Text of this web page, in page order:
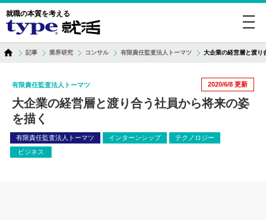
就職の本質を考える
記事 業界研究 コンサル 有限責任監査法人トーマツ 大企業の経営層と渡り
2020/6/8 更新
有限責任監査法人トーマツ
大企業の経営層と渡り合う社員から将来の姿
を描く
有限責任監査法人トーマツ インターンシップ
テクノロジー
ビジネス